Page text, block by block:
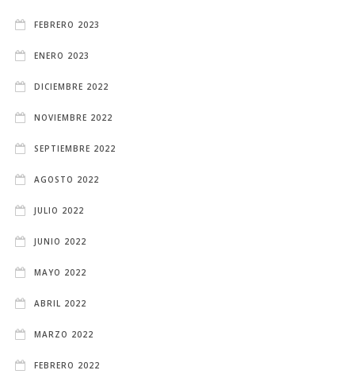
FEBRERO 2023
ENERO 2023
DICIEMBRE 2022
NOVIEMBRE 2022
SEPTIEMBRE 2022
AGOSTO 2022
JULIO 2022
JUNIO 2022
MAYO 2022
ABRIL 2022
MARZO 2022
FEBRERO 2022